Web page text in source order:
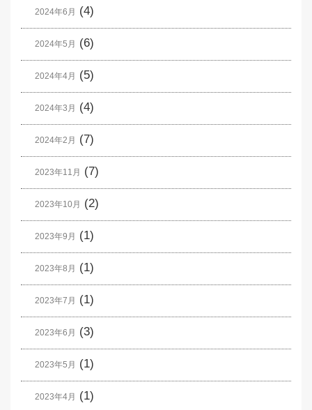
2024年6月 (4)
2024年5月 (6)
2024年4月 (5)
2024年3月 (4)
2024年2月 (7)
2023年11月 (7)
2023年10月 (2)
2023年9月 (1)
2023年8月 (1)
2023年7月 (1)
2023年6月 (3)
2023年5月 (1)
2023年4月 (1)